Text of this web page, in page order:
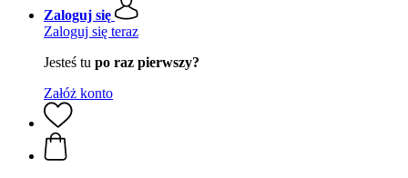
Zaloguj się
Zaloguj się teraz
Jesteś tu po raz pierwszy?
Załóż konto